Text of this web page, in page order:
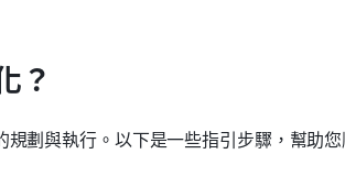
？
劃與執行。以下是一些指引步驟，幫助您